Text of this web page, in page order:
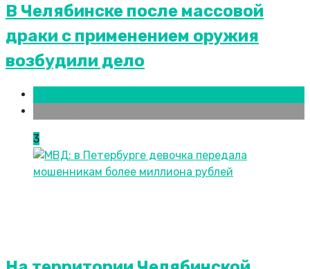
В Челябинске после массовой
драки с применением оружия
возбудили дело
3